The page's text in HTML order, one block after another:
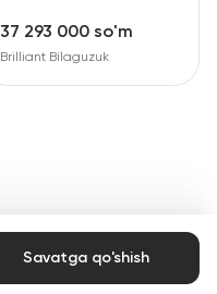
Savatga qo'shish
37 293 000 so'm
Brilliant Bilaguzuk